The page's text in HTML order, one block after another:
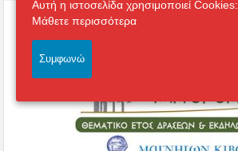
Αυτή η ιστοσελίδα χρησιμοποιεί Cookies:
Μάθετε περισσότερα
Συμφωνώ